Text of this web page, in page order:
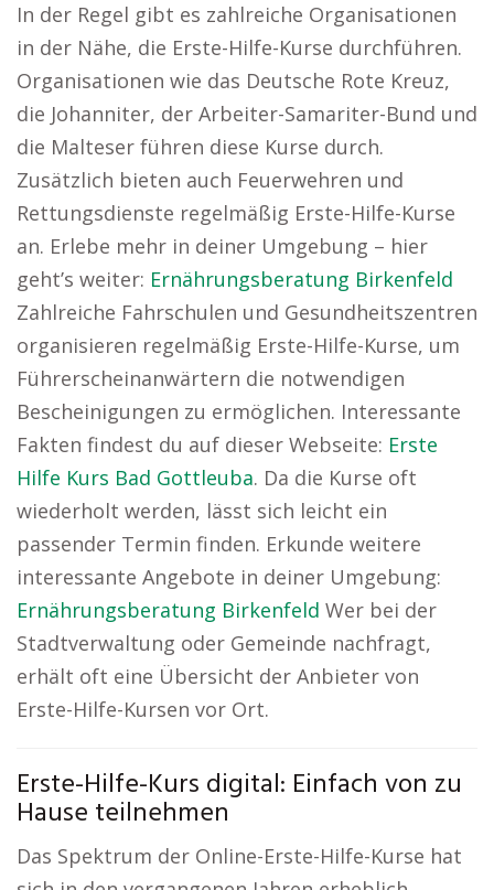
In der Regel gibt es zahlreiche Organisationen
in der Nähe, die Erste-Hilfe-Kurse durchführen.
Organisationen wie das Deutsche Rote Kreuz,
die Johanniter, der Arbeiter-Samariter-Bund und
die Malteser führen diese Kurse durch.
Zusätzlich bieten auch Feuerwehren und
Rettungsdienste regelmäßig Erste-Hilfe-Kurse
an. Erlebe mehr in deiner Umgebung – hier
geht’s weiter: Ernährungsberatung Birkenfeld
Zahlreiche Fahrschulen und Gesundheitszentren
organisieren regelmäßig Erste-Hilfe-Kurse, um
Führerscheinanwärtern die notwendigen
Bescheinigungen zu ermöglichen. Interessante
Fakten findest du auf dieser Webseite: Erste
Hilfe Kurs Bad Gottleuba. Da die Kurse oft
wiederholt werden, lässt sich leicht ein
passender Termin finden. Erkunde weitere
interessante Angebote in deiner Umgebung:
Ernährungsberatung Birkenfeld Wer bei der
Stadtverwaltung oder Gemeinde nachfragt,
erhält oft eine Übersicht der Anbieter von
Erste-Hilfe-Kursen vor Ort.
Erste-Hilfe-Kurs digital: Einfach von zu
Hause teilnehmen
Das Spektrum der Online-Erste-Hilfe-Kurse hat